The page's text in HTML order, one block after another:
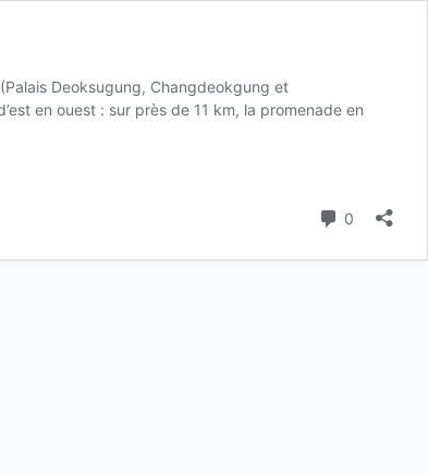
Deoksugung, Changdeokgung et
en ouest : sur près de 11 km, la promenade en
0